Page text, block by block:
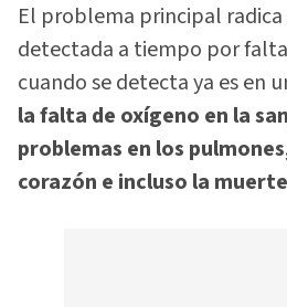
El problema principal radica
detectada a tiempo por
cuando se detecta ya es en
la falta de oxígeno en la
problemas en los
corazón e incluso la